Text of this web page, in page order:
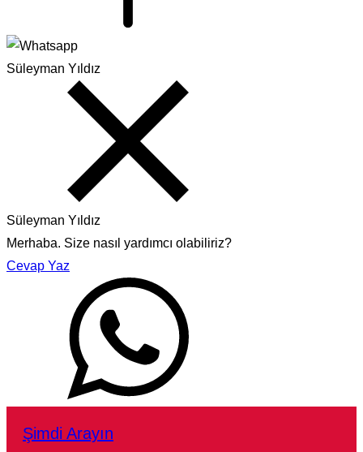
Süleyman Yıldız
Süleyman Yıldız
Merhaba. Size nasıl yardımcı olabiliriz?
Cevap Yaz
Şimdi Arayın